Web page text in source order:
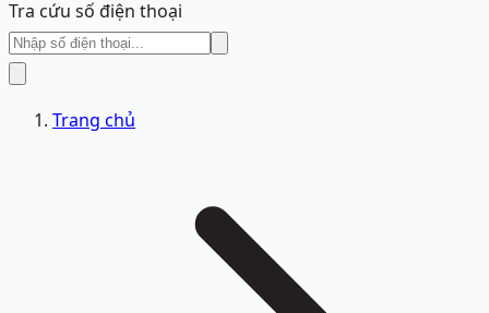
Tra cứu số điện thoại
Trang chủ